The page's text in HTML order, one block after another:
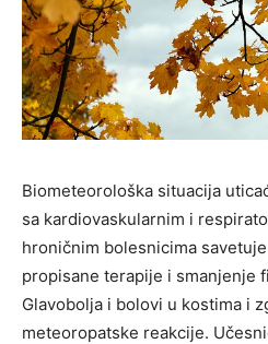
Biometeorološka situacija
sa kardiovaskularnim i
hroničnim bolesnicima
propisane terapije i smanjenje
Glavobolјa i bolovi u kostima i
meteoropatske reakcije.